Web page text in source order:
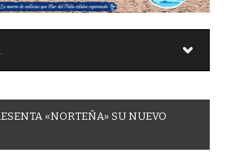
ESENTA «NORTEÑA» SU NUEVO